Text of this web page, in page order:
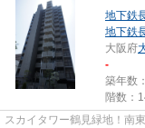
地下鉄
地下鉄
大阪府
-
築年数
階数：
スカイタワー鶴見緑地！南